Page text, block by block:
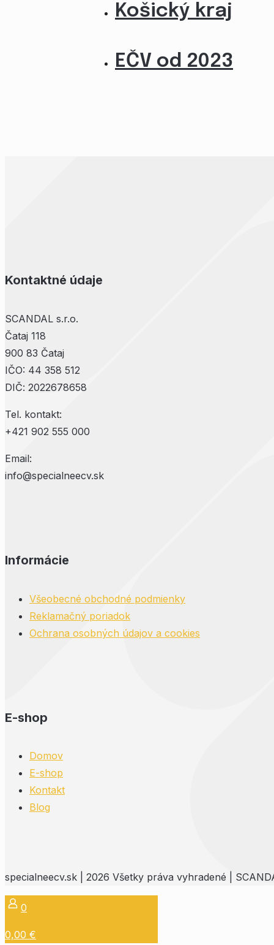
Košický kraj
EČV od 2023
Kontaktné údaje
SCANDAL s.r.o.
Čataj 118
900 83 Čataj
IČO: 44 358 512
DIČ: 2022678658
Tel. kontakt:
+421 902 555 000
Email:
info@specialneecv.sk
Informácie
Všeobecné obchodné podmienky
Reklamačný poriadok
Ochrana osobných údajov a cookies
E-shop
Domov
E-shop
Kontakt
Blog
specialneecv.sk | 2026 Všetky práva vyhradené |
0
0,00 €